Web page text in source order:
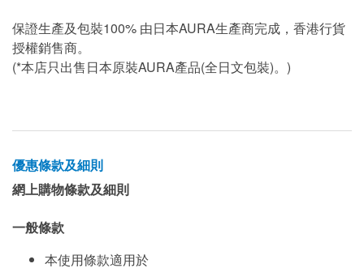
保證生產及包裝100% 由日本AURA生產商完成，香港行貨
授權銷售商。
(*本店只出售日本原裝AURA產品(全日文包裝)。)
優惠條款及細則
網上購物條款及細則
一般條款
本使用條款適用於